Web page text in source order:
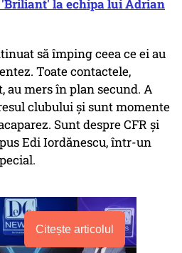
la echipa lui Adrian
să împing ceea ce ei au
Toate contactele,
au mers în plan secund. A
clubului și sunt momente
Sunt despre CFR și
Edi Iordănescu, într-un
Citește articolul